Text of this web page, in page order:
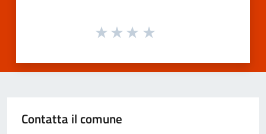
Contatta il comune